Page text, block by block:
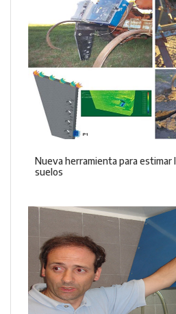
Nueva herramienta para estimar
suelos